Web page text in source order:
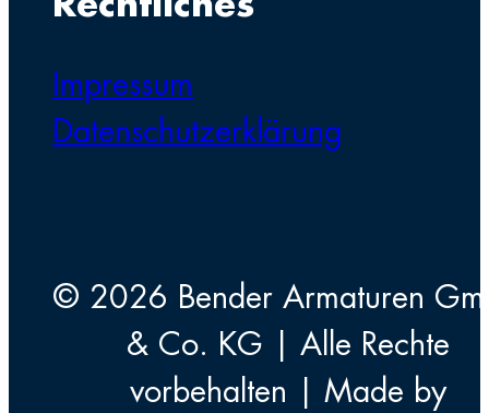
Impressum
Datenschutzerklärung
© 2026 Bender Armaturen
& Co. KG | Alle Rechte
vorbehalten | Made by